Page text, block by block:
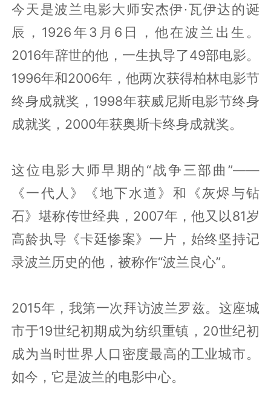
今天是波兰电影大师安杰伊·瓦伊达的诞
辰，1926年3月6日，他在波兰出生。
2016年辞世的他，一生执导了49部电影。
1996年和2006年，他两次获得柏林电影节
终身成就奖，1998年获威尼斯电影节终身
成就奖，2000年获奥斯卡终身成就奖。
这位电影大师早期的“战争三部曲”——
《一代人》《地下水道》和《灰烬与钻
石》堪称传世经典，2007年，他又以81岁
高龄执导《卡廷惨案》一片，始终坚持记
录波兰历史的他，被称作“波兰良心”。
2015年，我第一次拜访波兰罗兹。这座城
市于19世纪初期成为纺织重镇，20世纪初
成为当时世界人口密度最高的工业城市。
如今，它是波兰的电影中心。